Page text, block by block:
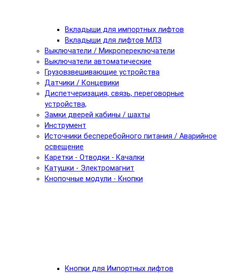
Вкладыши для импортных лифтов
Вкладыши для лифтов МЛЗ
Выключатели / Микропереключатели
Выключатели автоматические
Грузовзвешивающие устройства
Датчики / Концевики
Диспетчеризация, связь, переговорные
устройства,
Замки дверей кабины / шахты
Инструмент
Источники бесперебойного питания / Аварийное
освещение
Каретки - Отводки - Качалки
Катушки - Электромагнит
Кнопочные модули - Кнопки
Кнопки для Импортных лифтов